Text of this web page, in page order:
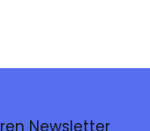
Newsletter